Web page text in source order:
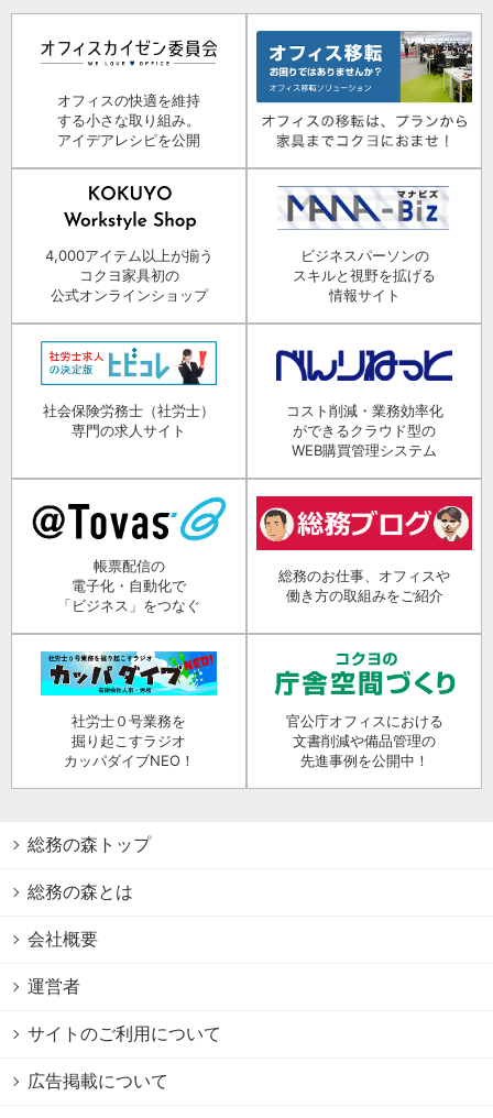
オフィスの快適を維持
する小さな取り組み。
アイデアレシピを公開
4,000アイテム以上が揃う
コクヨ家具初の
公式オンラインショップ
ビジネスパーソンの
スキルと視野を拡げる
情報サイト
社会保険労務士（社労士）
専門の求人サイト
コスト削減・業務効率化
ができるクラウド型の
WEB購買管理システム
帳票配信の
電子化・自動化で
「ビジネス」をつなぐ
総務のお仕事、オフィスや
働き方の取組みをご紹介
社労士０号業務を
掘り起こすラジオ
カッパダイブNEO！
官公庁オフィスにおける
文書削減や備品管理の
先進事例を公開中！
総務の森トップ
総務の森とは
会社概要
運営者
サイトのご利用について
広告掲載について